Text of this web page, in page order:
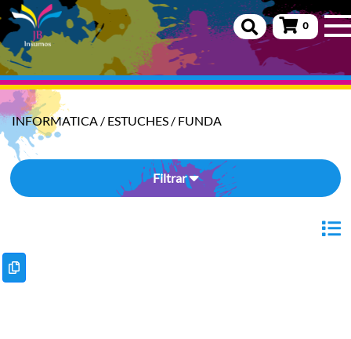
0
INFORMATICA / ESTUCHES / FUNDA
Filtrar